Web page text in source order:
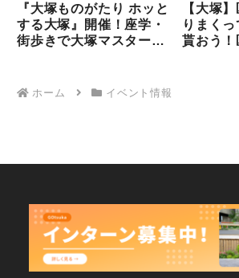
『大塚ものがたり ホッと
する大塚』開催！座学・
街歩きで大塚マスターに
【大塚
りまく
貰おう！
ホーム イベント情報